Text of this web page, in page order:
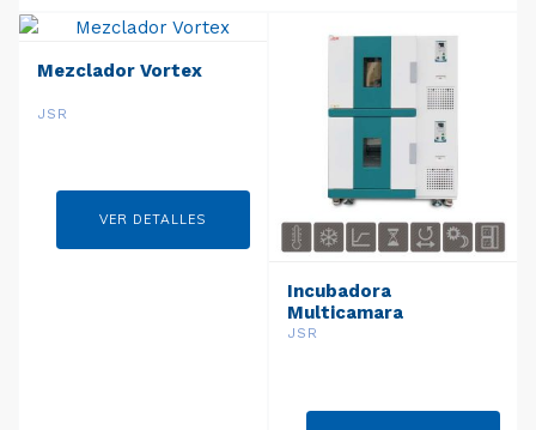
Mezclador Vortex
JSR
VER DETALLES
Incubadora
Multicamara
JSR